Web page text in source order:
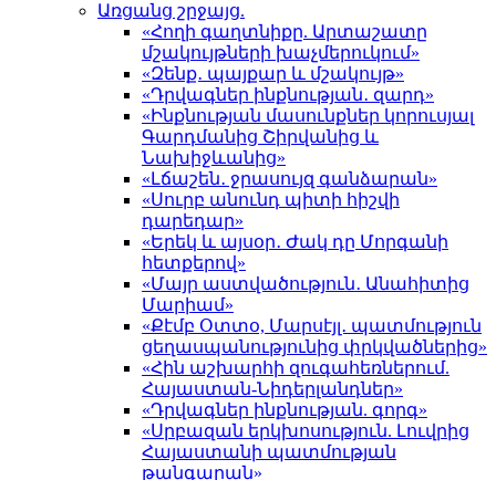
Առցանց շրջայց.
«Հողի գաղտնիքը. Արտաշատը
մշակույթների խաչմերուկում»
«Զենք․ պայքար և մշակույթ»
«Դրվագներ ինքնության․ զարդ»
«Ինքնության մասունքներ կորուսյալ
Գարդմանից Շիրվանից և
Նախիջևանից»
«Լճաշեն․ ջրասույզ գանձարան»
«Սուրբ անունդ պիտի հիշվի
դարեդար»
«Երեկ և այսօր․ Ժակ դը Մորգանի
հետքերով»
«Մայր աստվածություն․ Անահիտից
Մարիամ»
«Քէմբ Օտտօ, Մարսէյլ․ պատմություն
ցեղասպանությունից փրկվածներից»
«Հին աշխարհի զուգահեռներում.
Հայաստան-Նիդերլանդներ»
«Դրվագներ ինքնության. գորգ»
«Սրբազան երկխոսություն. Լուվրից
Հայաստանի պատմության
թանգարան»